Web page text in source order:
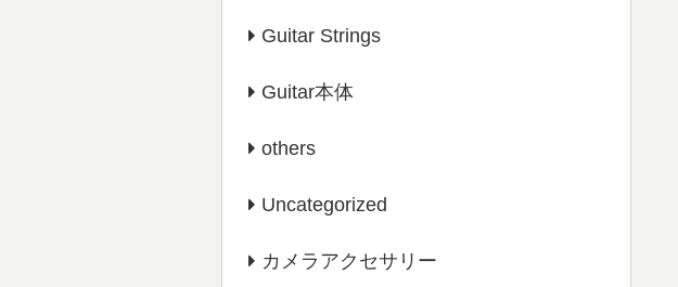
Guitar Strings
Guitar本体
others
Uncategorized
カメラアクセサリー